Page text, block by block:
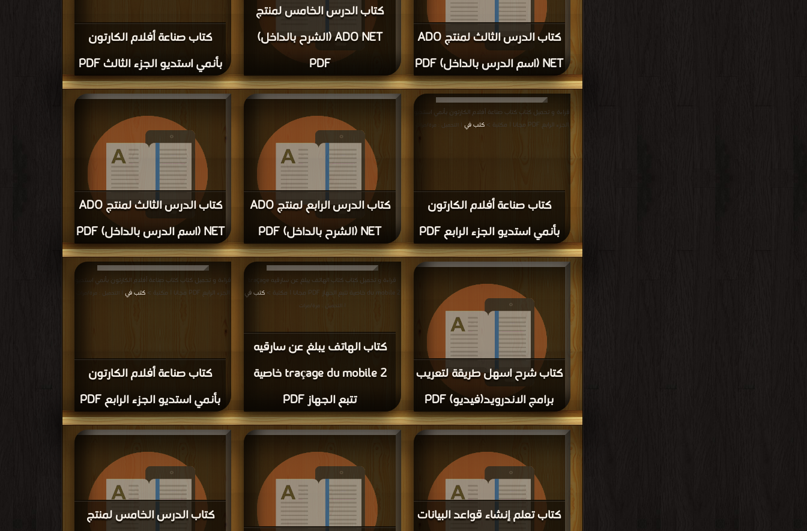
كتاب صناعة أفلام الكارتون
بأنمي استديو الجزء الثالث PDF
كتاب الدرس الخامس لمنتج
ADO NET (الشرح بالداخل)
PDF
قراءة و تحميل كتاب كتاب الدرس الخامس لمنتج ADO NET
(الشرح بالداخل) PDF مجانا | مكتبة >
كتب في تحميل|
كتاب الدرس الثالث لمنتج ADO
NET (اسم الدرس بالداخل) PDF
قراءة و تحميل كتاب كتاب الدرس الثالث لمنتج ADO NET
(اسم الدرس بالداخل) PDF مجانا | مكتبة >
كتب في تحميل|
التحميل : مرة/مرات
كتاب الدرس الثالث لمنتج ADO
NET (اسم الدرس بالداخل) PDF
قراءة و تحميل كتاب كتاب الدرس الثالث لمنتج ADO NET
(اسم الدرس بالداخل) PDF مجانا | مكتبة >
كتب في تحميل|
التحميل : مرة/مرات
كتاب الدرس الرابع لمنتج ADO
NET (الشرح بالداخل) PDF
قراءة و تحميل كتاب كتاب الدرس الرابع لمنتج ADO NET
(الشرح بالداخل) PDF مجانا | مكتبة >
كتب في تحميل
التحميل : مرة/مرات
كتاب صناعة أفلام الكارتون
بأنمي استديو الجزء الرابع PDF
قراءة و تحميل كتاب كتاب صناعة أفلام الكارتون بأنمي استديو
الجزء الرابع PDF مجانا | مكتبة >
كتب في | التحميل : مرة/مرات
كتاب صناعة أفلام الكارتون
بأنمي استديو الجزء الرابع PDF
قراءة و تحميل كتاب كتاب صناعة أفلام الكارتون بأنمي استديو
الجزء الرابع PDF مجانا | مكتبة >
كتب في | التحميل : مرة/مرات
كتاب الهاتف يبلغ عن سارقيه
traçage du mobile 2 خاصية
تتبع الجهاز PDF
قراءة و تحميل كتاب كتاب الهاتف يبلغ عن سارقيه traçage
du mobile 2 خاصية تتبع الجهاز PDF مجانا | مكتبة >
كتب في
| التحميل : مرة/مرات
كتاب شرح اسهل طريقة لتعريب
برامج الاندرويد(فيديو) PDF
قراءة و تحميل كتاب كتاب شرح اسهل طريقة لتعريب برامج
الاندرويد(فيديو) PDF مجانا | مكتبة >
كتب في| التحميل :
كتاب الدرس الخامس لمنتج
كتاب تعلم إنشاء قواعد البيانات